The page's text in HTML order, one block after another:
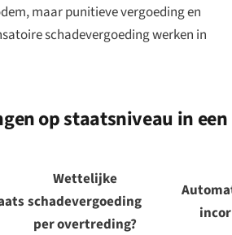
maar punitieve vergoeding en
schadevergoeding werken in
op staatsniveau in een
Wettelijke
schadevergoeding
per overtreding?